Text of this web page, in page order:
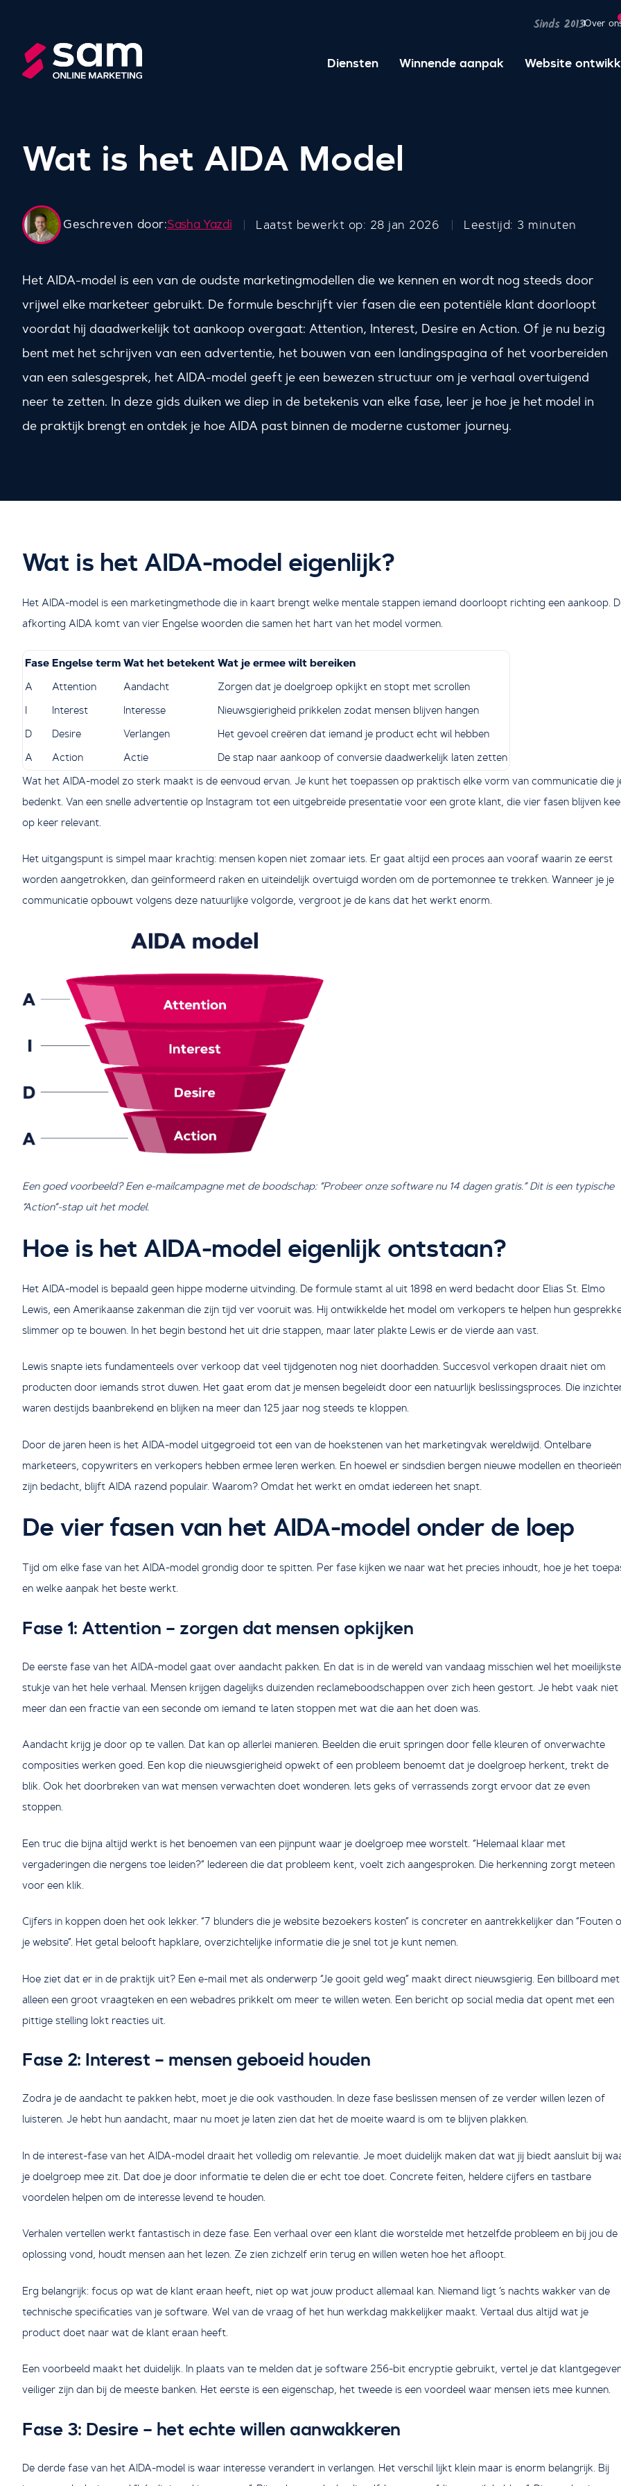
Sinds 2013Over
Diensten Winnende aanpak Website
Wat is het AIDA Model
Sasha Yazdi
Geschreven door: Laatst bewerkt op: 28 jan 2026 Leestijd: 3 minuten
Het AIDA-model is een van de oudste marketingmodellen die we kennen en wordt nog steeds door
vrijwel elke marketeer gebruikt. De formule beschrijft vier fasen die een potentiële klant doorloopt
voordat hij daadwerkelijk tot aankoop overgaat: Attention, Interest, Desire en Action. Of je nu bezig
bent met het schrijven van een advertentie, het bouwen van een landingspagina of het voorbereiden
van een salesgesprek, het AIDA-model geeft je een bewezen structuur om je verhaal overtuigend
neer te zetten. In deze gids duiken we diep in de betekenis van elke fase, leer je hoe je het model in
de praktijk brengt en ontdek je hoe AIDA past binnen de moderne customer journey.
Wat is het AIDA-model eigenlijk?
Het AIDA-model is een marketingmethode die in kaart brengt welke mentale stappen iemand doorloopt richting een aankoop.
afkorting AIDA komt van vier Engelse woorden die samen het hart van het model vormen.
Fase Engelse term Wat het betekent Wat je ermee wilt bereiken
A Attention Aandacht
Zorgen dat je doelgroep opkijkt en stopt met scrollen
I
Interest Interesse
Nieuwsgierigheid prikkelen zodat mensen blijven hangen
D
Desire Verlangen
Het gevoel creëren dat iemand je product echt wil hebben
A
Action Actie
De stap naar aankoop of conversie daadwerkelijk laten zetten
Wat het AIDA-model zo sterk maakt is de eenvoud ervan. Je kunt het toepassen op praktisch elke vorm van communicatie die
bedenkt. Van een snelle advertentie op Instagram tot een uitgebreide presentatie voor een grote klant, die vier fasen blijven
op keer relevant.
Het uitgangspunt is simpel maar krachtig: mensen kopen niet zomaar iets. Er gaat altijd een proces aan vooraf waarin ze eerst
worden aangetrokken, dan geïnformeerd raken en uiteindelijk overtuigd worden om de portemonnee te trekken. Wanneer je je
communicatie opbouwt volgens deze natuurlijke volgorde, vergroot je de kans dat het werkt enorm.
Een goed voorbeeld? Een e-mailcampagne met de boodschap: “Probeer onze software nu 14 dagen gratis.” Dit is een typische
“Action”-stap uit het model.
Hoe is het AIDA-model eigenlijk ontstaan?
Het AIDA-model is bepaald geen hippe moderne uitvinding. De formule stamt al uit 1898 en werd bedacht door Elias St. Elmo
Lewis, een Amerikaanse zakenman die zijn tijd ver vooruit was. Hij ontwikkelde het model om verkopers te helpen hun
slimmer op te bouwen. In het begin bestond het uit drie stappen, maar later plakte Lewis er de vierde aan vast.
Lewis snapte iets fundamenteels over verkoop dat veel tijdgenoten nog niet doorhadden. Succesvol verkopen draait niet om
producten door iemands strot duwen. Het gaat erom dat je mensen begeleidt door een natuurlijk beslissingsproces. Die
waren destijds baanbrekend en blijken na meer dan 125 jaar nog steeds te kloppen.
Door de jaren heen is het AIDA-model uitgegroeid tot een van de hoekstenen van het marketingvak wereldwijd. Ontelbare
marketeers, copywriters en verkopers hebben ermee leren werken. En hoewel er sindsdien bergen nieuwe modellen en theorieën
zijn bedacht, blijft AIDA razend populair. Waarom? Omdat het werkt en omdat iedereen het snapt.
De vier fasen van het AIDA-model onder de loep
Tijd om elke fase van het AIDA-model grondig door te spitten. Per fase kijken we naar wat het precies inhoudt, hoe je het
en welke aanpak het beste werkt.
Fase 1: Attention – zorgen dat mensen opkijken
De eerste fase van het AIDA-model gaat over aandacht pakken. En dat is in de wereld van vandaag misschien wel het moeilijkste
stukje van het hele verhaal. Mensen krijgen dagelijks duizenden reclameboodschappen over zich heen gestort. Je hebt vaak niet
meer dan een fractie van een seconde om iemand te laten stoppen met wat die aan het doen was.
Aandacht krijg je door op te vallen. Dat kan op allerlei manieren. Beelden die eruit springen door felle kleuren of onverwachte
composities werken goed. Een kop die nieuwsgierigheid opwekt of een probleem benoemt dat je doelgroep herkent, trekt de
blik. Ook het doorbreken van wat mensen verwachten doet wonderen. Iets geks of verrassends zorgt ervoor dat ze even
stoppen.
Een truc die bijna altijd werkt is het benoemen van een pijnpunt waar je doelgroep mee worstelt. “Helemaal klaar met
vergaderingen die nergens toe leiden?” Iedereen die dat probleem kent, voelt zich aangesproken. Die herkenning zorgt meteen
voor een klik.
Cijfers in koppen doen het ook lekker. “7 blunders die je website bezoekers kosten” is concreter en aantrekkelijker dan “Fouten
je website”. Het getal belooft hapklare, overzichtelijke informatie die je snel tot je kunt nemen.
Hoe ziet dat er in de praktijk uit? Een e-mail met als onderwerp “Je gooit geld weg” maakt direct nieuwsgierig. Een billboard met
alleen een groot vraagteken en een webadres prikkelt om meer te willen weten. Een bericht op social media dat opent met een
pittige stelling lokt reacties uit.
Fase 2: Interest – mensen geboeid houden
Zodra je de aandacht te pakken hebt, moet je die ook vasthouden. In deze fase beslissen mensen of ze verder willen lezen of
luisteren. Je hebt hun aandacht, maar nu moet je laten zien dat het de moeite waard is om te blijven plakken.
In de interest-fase van het AIDA-model draait het volledig om relevantie. Je moet duidelijk maken dat wat jij biedt aansluit bij
je doelgroep mee zit. Dat doe je door informatie te delen die er echt toe doet. Concrete feiten, heldere cijfers en tastbare
voordelen helpen om de interesse levend te houden.
Verhalen vertellen werkt fantastisch in deze fase. Een verhaal over een klant die worstelde met hetzelfde probleem en bij jou de
oplossing vond, houdt mensen aan het lezen. Ze zien zichzelf erin terug en willen weten hoe het afloopt.
Erg belangrijk: focus op wat de klant eraan heeft, niet op wat jouw product allemaal kan. Niemand ligt ’s nachts wakker van de
technische specificaties van je software. Wel van de vraag of het hun werkdag makkelijker maakt. Vertaal dus altijd wat je
product doet naar wat de klant eraan heeft.
Een voorbeeld maakt het duidelijk. In plaats van te melden dat je software 256-bit encryptie gebruikt, vertel je dat
veiliger zijn dan bij de meeste banken. Het eerste is een eigenschap, het tweede is een voordeel waar mensen iets mee kunnen.
Fase 3: Desire – het echte willen aanwakkeren
De derde fase van het AIDA-model is waar interesse verandert in verlangen. Het verschil lijkt klein maar is enorm belangrijk. Bij